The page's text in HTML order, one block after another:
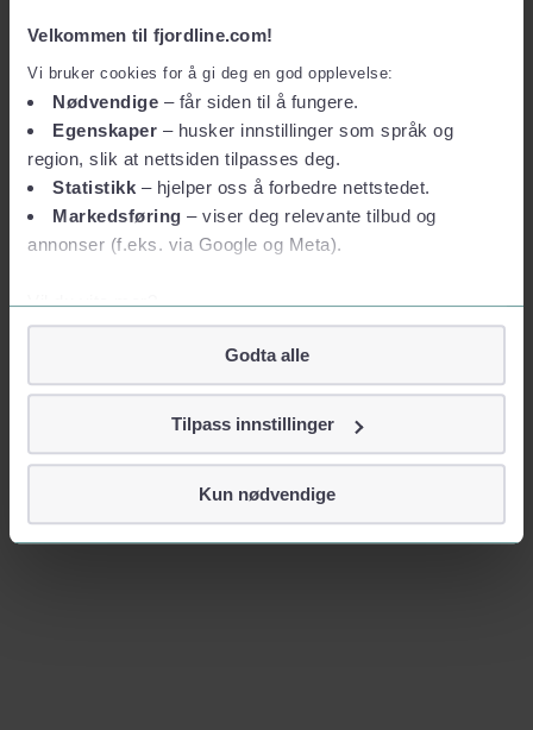
Velkommen til fjordline.com!
Vi bruker cookies for å gi deg en god opplevelse:
Nødvendige – får siden til å fungere.
Egenskaper – husker innstillinger som språk og
region, slik at nettsiden tilpasses deg.
Statistikk – hjelper oss å forbedre nettstedet.
Markedsføring – viser deg relevante tilbud og
annonser (f.eks. via Google og Meta).
Vil du vite mer?
Om informasjonskapsler
Googles retningslinjer for personvern
Vi tar ditt personvern på alvor
identifiserer deg, som navn eller telefonnummer.
Godta alle
Tilpass innstillinger
Kun nødvendige